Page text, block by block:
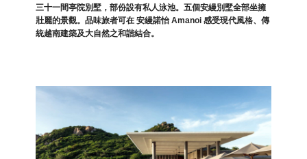
三十一間亭院別墅，部份設有私人泳池。五個安縵別墅全部坐擁
壯麗的景觀。品味旅者可在 安縵諾怡 Amanoi 感受現代風格、傳
統越南建築及大自然之和諧結合。